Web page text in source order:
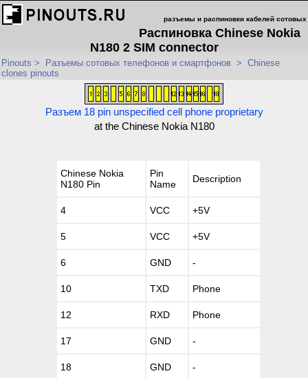
разъемы и распиновки кабелей сотовых
Распиновка Chinese Nokia
N180 2 SIM connector
Pinouts > Разъемы сотовых телефонов и смартфонов > Chinese
clones pinouts
Разъем 18 pin unspecified cell phone proprietary
at the Chinese Nokia N180
Chinese Nokia
N180 Pin
Pin
Name
Description
4 VCC +5V
5 VCC +5V
6 GND -
10 TXD Phone
12 RXD Phone
17 GND -
18 GND -